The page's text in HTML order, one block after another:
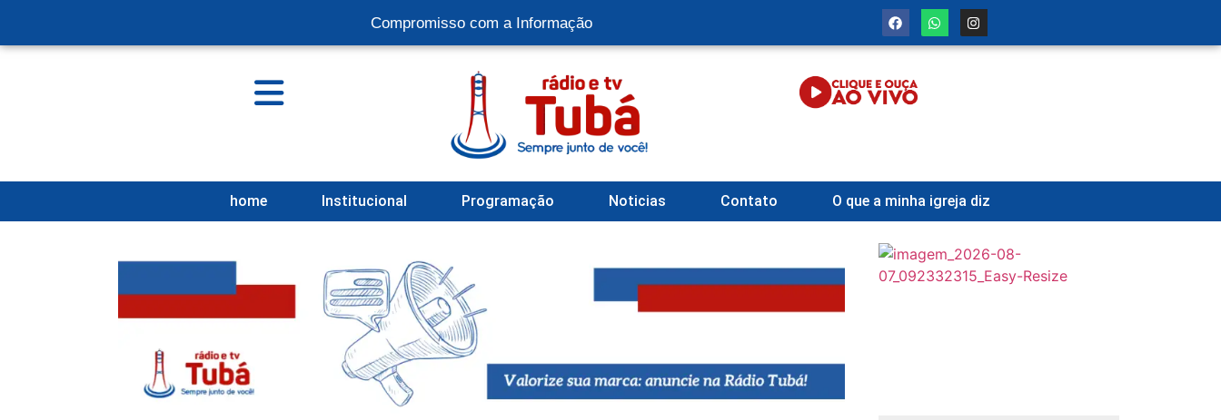
Compromisso com a Informação
home Institucional Programação Noticias Contato O que a minha igreja diz